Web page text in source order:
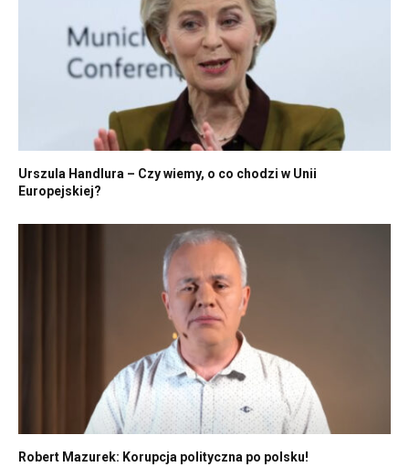
Urszula Handlura – Czy wiemy, o co chodzi w Unii
Europejskiej?
Robert Mazurek: Korupcja polityczna po polsku!